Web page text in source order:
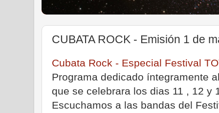
CUBATA ROCK - Emisión 1 de
Cubata Rock - Especial Festival
Programa dedicado íntegramente
que se celebrara los dias 11 , 12 y
Escuchamos a las bandas del